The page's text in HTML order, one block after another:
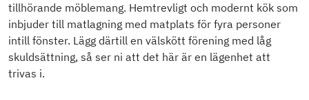
tillhörande möblemang. Hemtrevligt och modernt kök som
inbjuder till matlagning med matplats för fyra personer
intill fönster. Lägg därtill en välskött förening med låg
skuldsättning, så ser ni att det här är en lägenhet att
trivas i.